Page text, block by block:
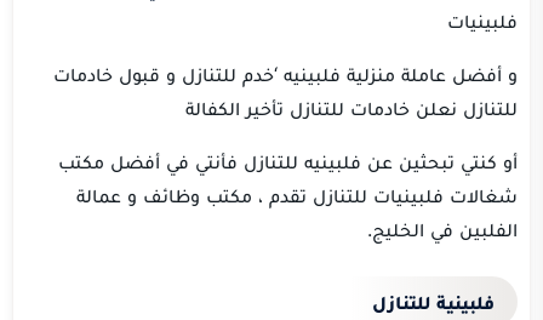
فلبينيات
و أفضل عاملة منزلية فلبينيه ‘خدم للتنازل و قبول خادمات
للتنازل نعلن خادمات للتنازل تأخير الكفالة
أو كنتي تبحثين عن فلبينيه للتنازل فأنتي في أفضل مكتب
شغالات فلبينيات للتنازل تقدم ، مكتب وظائف و عمالة
الفلبين في الخليج.
فلبينية للتنازل